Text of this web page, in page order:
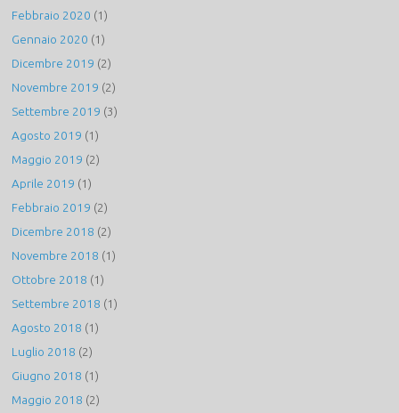
Febbraio 2020 (1)
Gennaio 2020 (1)
Dicembre 2019 (2)
Novembre 2019 (2)
Settembre 2019 (3)
Agosto 2019 (1)
Maggio 2019 (2)
Aprile 2019 (1)
Febbraio 2019 (2)
Dicembre 2018 (2)
Novembre 2018 (1)
Ottobre 2018 (1)
Settembre 2018 (1)
Agosto 2018 (1)
Luglio 2018 (2)
Giugno 2018 (1)
Maggio 2018 (2)